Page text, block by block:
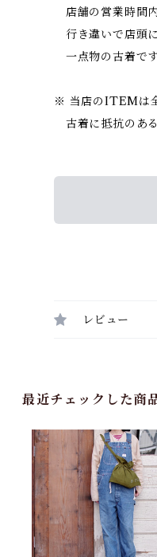
店舗の営業時間内
行き違いで店頭
一点物の古着で
※ 当店のITEMは全
古着に抵抗のあ
レビュー
最近チェックした商